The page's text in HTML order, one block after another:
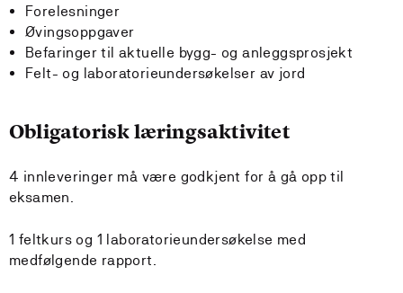
Forelesninger
Øvingsoppgaver
Befaringer til aktuelle bygg- og anleggsprosjekt
Felt- og laboratorieundersøkelser av jord
Obligatorisk læringsaktivitet
4 innleveringer må være godkjent for å gå opp til
eksamen.
1 feltkurs og 1 laboratorieundersøkelse med
medfølgende rapport.